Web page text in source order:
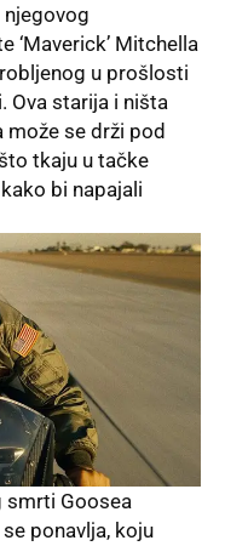
‘Maverick’ Mitchella
u prošlosti
Ova starija i ništa
može se drži pod
tkaju u tačke
bi napajali
smrti Goosea
ponavlјa, koju